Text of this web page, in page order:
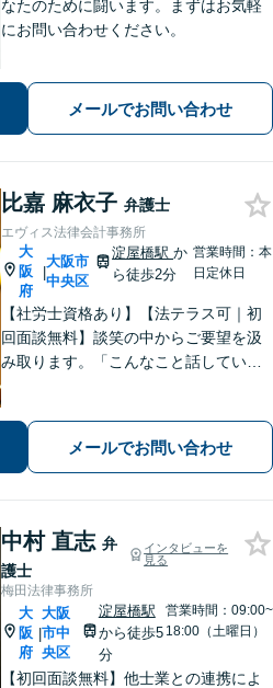
なたのために闘います。まずはお気軽
にお問い合わせください。
メールでお問い合わせ
比嘉 麻衣子 弁護士
エヴィス法律会計事務所
大
阪
府
|
大阪市
中央区
淀屋橋駅か
ら徒歩2分
営業時間：本
日定休日
【社労士資格あり】【法テラス可｜初
回面談無料】談笑の中からご要望を汲
み取ります。「こんなこと話していい
離婚・労働問題など。あなたの想いに
寄り添い、最適な解決を目指します
メールでお問い合わせ
中村 直志 弁
護士
インタビューを
見る
梅田法律事務所
大
阪
府
|
大阪
市中
央区
淀屋橋駅
から徒歩5
分
営業時間：09:00~
18:00（土曜日）
【初回面談無料】他士業との連携によ